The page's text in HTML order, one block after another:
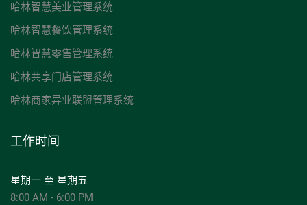
哈林智慧美业管理系统
哈林智慧餐饮管理系统
哈林智慧零售管理系统
哈林共享门店管理系统
哈林商家异业联盟管理系统
工作时间
星期一 至 星期五
8:00 AM - 6:00 PM